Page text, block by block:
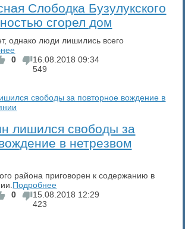
Слободка Бузулукского
сгорел дом
однако люди лишились всего
0 16.08.2018 09:34
549
лишился свободы за
в нетрезвом
района приговорен к содержанию в
Подробнее
0 15.08.2018 12:29
423